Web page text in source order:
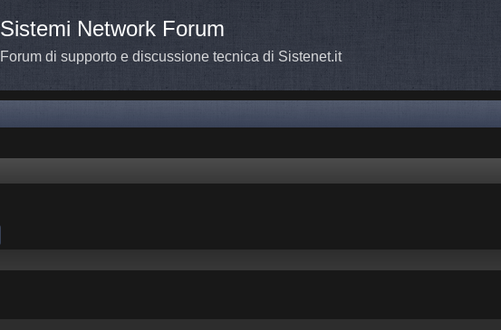
Sistemi Network Forum
Forum di supporto e discussione tecnica di Sistenet.it